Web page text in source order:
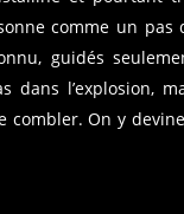
comme un
guidés
dans l’explosion,
On y